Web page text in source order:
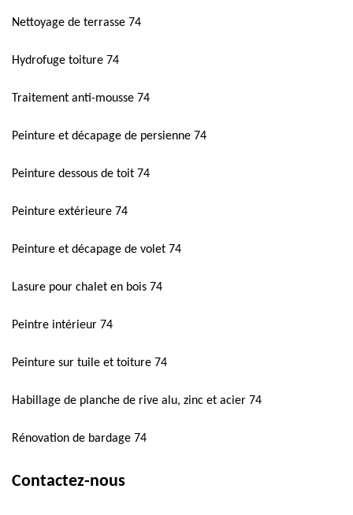
Nettoyage de terrasse 74
Hydrofuge toiture 74
Traitement anti-mousse 74
Peinture et décapage de persienne 74
Peinture dessous de toit 74
Peinture extérieure 74
Peinture et décapage de volet 74
Lasure pour chalet en bois 74
Peintre intérieur 74
Peinture sur tuile et toiture 74
Habillage de planche de rive alu, zinc et acier 74
Rénovation de bardage 74
Contactez-nous